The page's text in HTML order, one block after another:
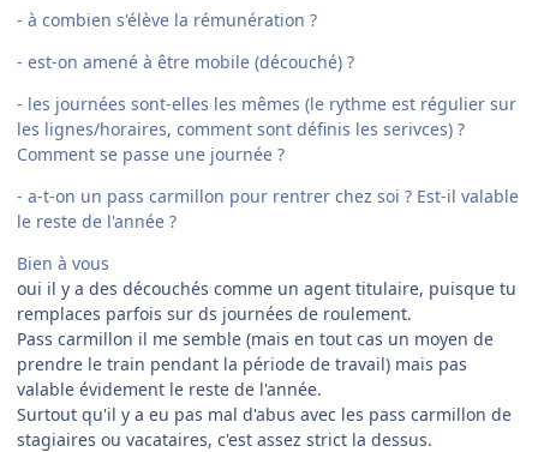
- à combien s'élève la rémunération ?
- est-on amené à être mobile (découché) ?
- les journées sont-elles les mêmes (le rythme est régulier sur
les lignes/horaires, comment sont définis les serivces) ?
Comment se passe une journée ?
- a-t-on un pass carmillon pour rentrer chez soi ? Est-il valable
le reste de l'année ?
Bien à vous
oui il y a des découchés comme un agent titulaire, puisque tu
remplaces parfois sur ds journées de roulement.
Pass carmillon il me semble (mais en tout cas un moyen de
prendre le train pendant la période de travail) mais pas
valable évidement le reste de l'année.
Surtout qu'il y a eu pas mal d'abus avec les pass carmillon de
stagiaires ou vacataires, c'est assez strict la dessus.